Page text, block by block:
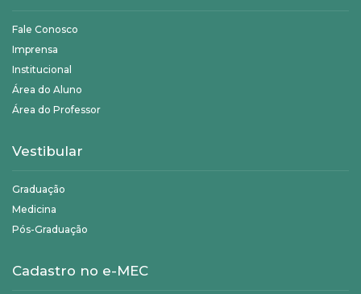
Fale Conosco
Imprensa
Institucional
Área do Aluno
Área do Professor
Vestibular
Graduação
Medicina
Pós-Graduação
Cadastro no e-MEC